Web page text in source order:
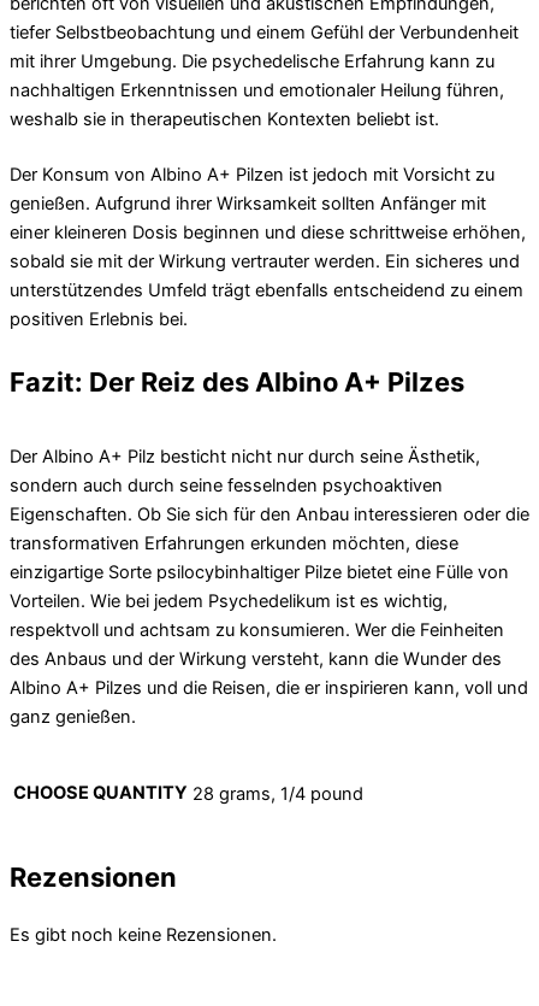
tiefer Selbstbeobachtung und einem Gefühl der Verbundenheit
mit ihrer Umgebung. Die psychedelische Erfahrung kann zu
nachhaltigen Erkenntnissen und emotionaler Heilung führen,
weshalb sie in therapeutischen Kontexten beliebt ist.
Der Konsum von Albino A+ Pilzen ist jedoch mit Vorsicht zu
genießen. Aufgrund ihrer Wirksamkeit sollten Anfänger mit
einer kleineren Dosis beginnen und diese schrittweise erhöhen,
sobald sie mit der Wirkung vertrauter werden. Ein sicheres und
unterstützendes Umfeld trägt ebenfalls entscheidend zu einem
positiven Erlebnis bei.
Fazit: Der Reiz des Albino A+ Pilzes
Der Albino A+ Pilz besticht nicht nur durch seine Ästhetik,
sondern auch durch seine fesselnden psychoaktiven
Eigenschaften. Ob Sie sich für den Anbau interessieren oder die
transformativen Erfahrungen erkunden möchten, diese
einzigartige Sorte psilocybinhaltiger Pilze bietet eine Fülle von
Vorteilen. Wie bei jedem Psychedelikum ist es wichtig,
respektvoll und achtsam zu konsumieren. Wer die Feinheiten
des Anbaus und der Wirkung versteht, kann die Wunder des
Albino A+ Pilzes und die Reisen, die er inspirieren kann, voll und
ganz genießen.
CHOOSE QUANTITY 28 grams, 1/4 pound
Rezensionen
Es gibt noch keine Rezensionen.